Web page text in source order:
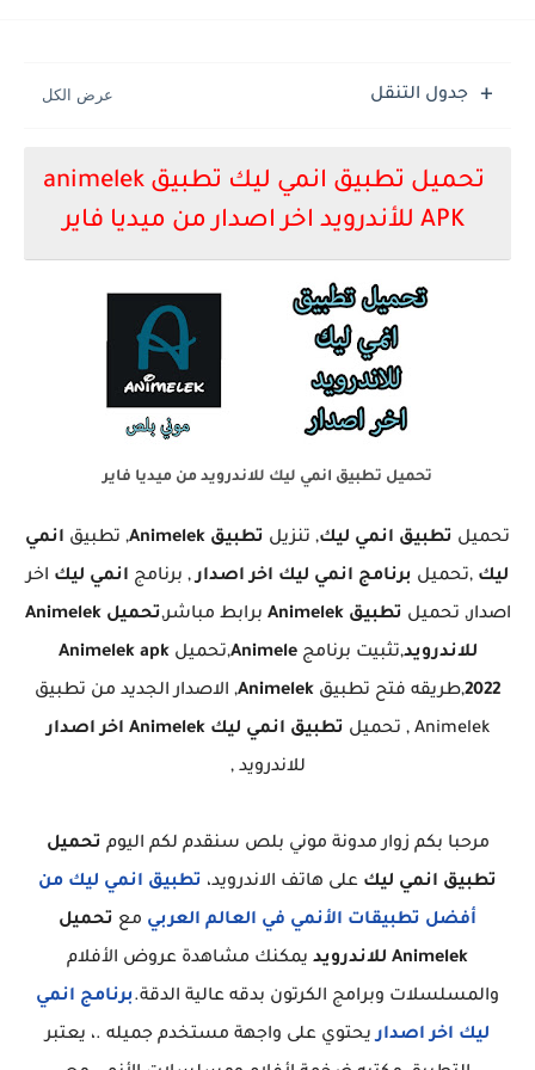
جدول التنقل
تحميل تطبيق انمي ليك تطبيق animelek
APK للأندرويد اخر اصدار من ميديا فاير
تحميل تطبيق انمي ليك للاندرويد من ميديا فاير
تحميل تطبيق انمي ليك, تنزيل تطبيق Animelek , تطبيق انمي
ليك ,تحميل برنامج انمي ليك اخر اصدار, برنامج انمي ليك اخر
اصدار, تحميل تطبيق Animelek برابط مباشر,
تحميل Animelek
للاندرويد,تثبيت برنامجAnimele,تحميلAnimelek apk
2022,طريقه فتح تطبيق Animelek, الاصدار الجديد من تطبيق
Animelek , تحميل
تطبيق انمي ليك Animelek اخر اصدار
للاندرويد ,
مرحبا بكم زوار مدونة موني بلص سنقدم لكم اليوم تحميل
تطبيق انمي ليك على هاتف الاندرويد، تطبيق انمي ليك من
أفضل تطبيقات الأنمي في العالم العربي مع تحميل
Animelek للاندرويد
يمكنك مشاهدة عروض الأفلام
والمسلسلات وبرامج الكرتون بدقه عالية الدقة.برنامج انمي
ليك اخر اصداريحتوي على واجهة مستخدم جميله .، يعتبر